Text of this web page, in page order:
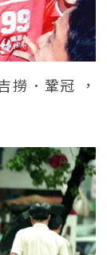
撈．鞏冠 ，